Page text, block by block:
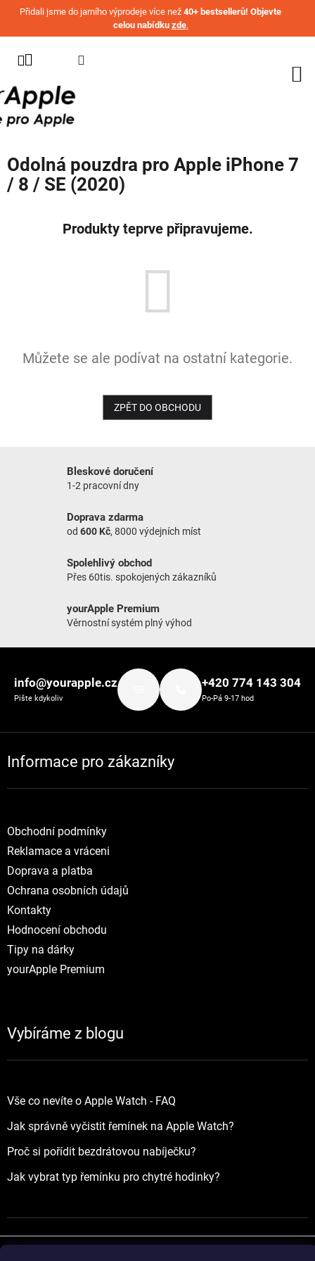
Přejít na obsah
Přidali jsme do jarního výprodeje více než 40+ bestsellerů! Objevte
celou nabídku zde.
IPHONE
MACBOOK
AIRPODS
Odolná pouzdra pro Apple iPhone 7
/ 8 / SE (2020)
Produkty teprve připravujeme.
Můžete se ale podívat na ostatní kategorie.
ZPĚT DO OBCHODU
Bleskové doručení
1-2 pracovní dny
Doprava zdarma
od 600 Kč, 8000 výdejních míst
Spolehlivý obchod
Přes 60tis. spokojených zákazníků
yourApple Premium
Věrnostní systém plný výhod
info@yourapple.cz
Pište kdykoliv
+420 774 143 304
Po-Pá 9-17 hod
Informace pro zákazníky
Obchodní podmínky
Reklamace a vráceni
Doprava a platba
Ochrana osobních údajů
Kontakty
Hodnocení obchodu
Tipy na dárky
yourApple Premium
Vybíráme z blogu
Vše co nevíte o Apple Watch - FAQ
Jak správně vyčistit řemínek na Apple Watch?
Proč si pořídit bezdrátovou nabíječku?
Jak vybrat typ řemínku pro chytré hodinky?